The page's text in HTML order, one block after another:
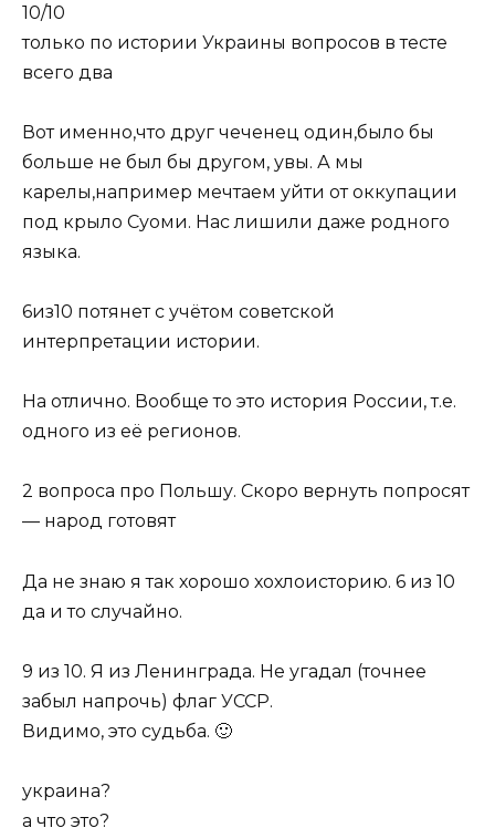
10/10
только по истории Украины вопросов в тесте
всего два
Вот именно,что друг чеченец один,было бы
больше не был бы другом, увы. А мы
карелы,например мечтаем уйти от оккупации
под крыло Суоми. Нас лишили даже родного
языка.
6из10 потянет с учётом советской
интерпретации истории.
На отлично. Вообще то это история России, т.е.
одного из её регионов.
2 вопроса про Польшу. Скоро вернуть попросят
— народ готовят
Да не знаю я так хорошо хохлоисторию. 6 из 10
да и то случайно.
9 из 10. Я из Ленинграда. Не угадал (точнее
забыл напрочь) флаг УССР.
Видимо, это судьба. 🙂
украина?
а что это?